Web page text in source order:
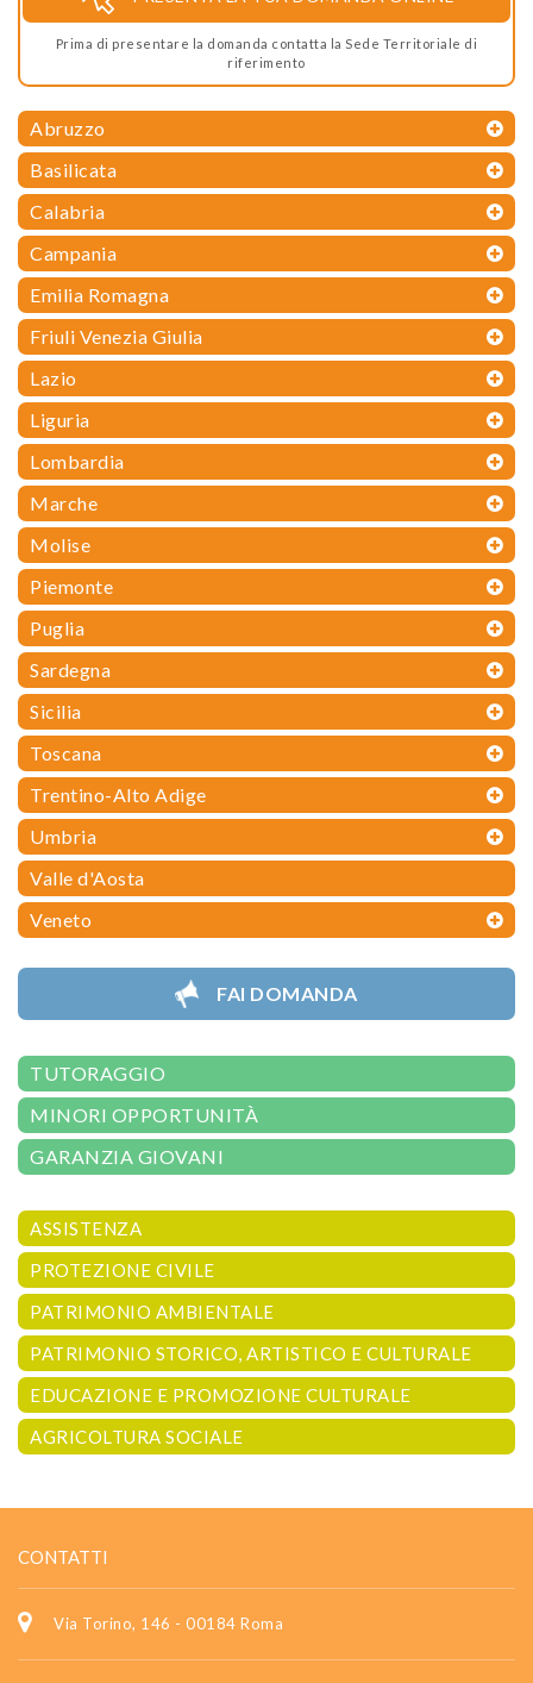
Prima di presentare la domanda contatta la Sede Territoriale di
riferimento
Abruzzo
Basilicata
Calabria
Campania
Emilia Romagna
Friuli Venezia Giulia
Lazio
Liguria
Lombardia
Marche
Molise
Piemonte
Puglia
Sardegna
Sicilia
Toscana
Trentino-Alto Adige
Umbria
Valle d'Aosta
Veneto
FAI DOMANDA
TUTORAGGIO
MINORI OPPORTUNITÀ
GARANZIA GIOVANI
ASSISTENZA
PROTEZIONE CIVILE
PATRIMONIO AMBIENTALE
PATRIMONIO STORICO, ARTISTICO E CULTURALE
EDUCAZIONE E PROMOZIONE CULTURALE
AGRICOLTURA SOCIALE
CONTATTI
Via Torino, 146 - 00184 Roma